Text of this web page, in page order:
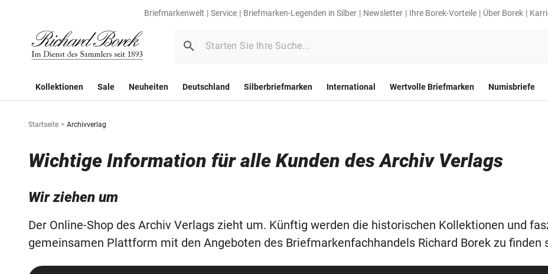
Briefmarkenwelt Service Briefmarken-Legenden in Silber Newsletter Ihre Borek-Vorteile Über Borek
Kollektionen Sale Neuheiten Deutschland Silberbriefmarken International Wertvolle Briefmarken Numisbriefe
Startseite > Archivverlag
Wichtige Information für alle Kunden des Archiv Verlags
Wir ziehen um
Der Online-Shop des Archiv Verlags zieht um. Künftig werden die historischen Kollektionen und
gemeinsamen Plattform mit den Angeboten des Briefmarkenfachhandels Richard Borek zu finden